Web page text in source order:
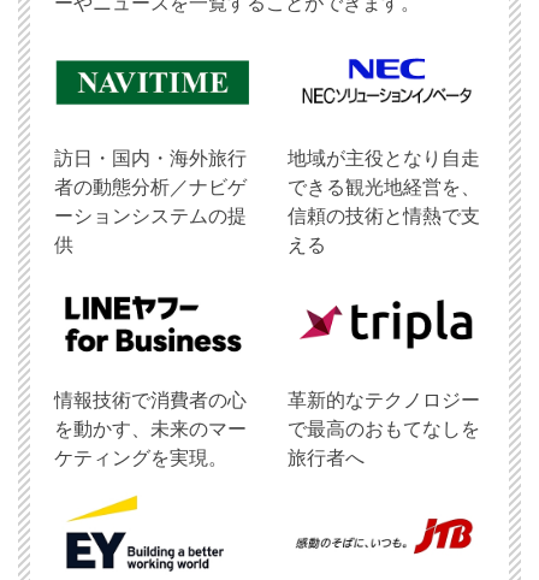
訪日・国内・海外旅行
者の動態分析／ナビゲ
ーションシステムの提
供
地域が主役となり自走
できる観光地経営を、
信頼の技術と情熱で支
える
情報技術で消費者の心
を動かす、未来のマー
ケティングを実現。
革新的なテクノロジー
で最高のおもてなしを
旅行者へ